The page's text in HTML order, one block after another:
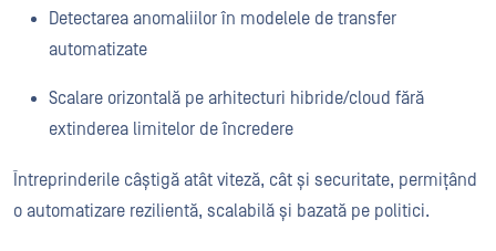
Detectarea anomaliilor în modelele de transfer
automatizate
Scalare orizontală pe arhitecturi hibride/cloud fără
extinderea limitelor de încredere
Întreprinderile câștigă atât viteză, cât și securitate, permițând
o automatizare rezilientă, scalabilă și bazată pe politici.